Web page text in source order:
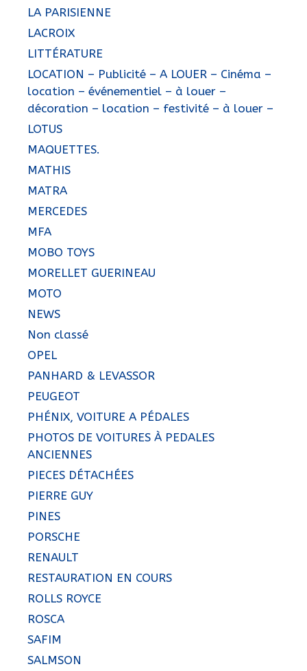
LA PARISIENNE
LACROIX
LITTÉRATURE
LOCATION – Publicité – A LOUER – Cinéma –
location – événementiel – à louer –
décoration – location – festivité – à louer –
LOTUS
MAQUETTES.
MATHIS
MATRA
MERCEDES
MFA
MOBO TOYS
MORELLET GUERINEAU
MOTO
NEWS
Non classé
OPEL
PANHARD & LEVASSOR
PEUGEOT
PHÉNIX, VOITURE A PÉDALES
PHOTOS DE VOITURES À PEDALES
ANCIENNES
PIECES DÉTACHÉES
PIERRE GUY
PINES
PORSCHE
RENAULT
RESTAURATION EN COURS
ROLLS ROYCE
ROSCA
SAFIM
SALMSON